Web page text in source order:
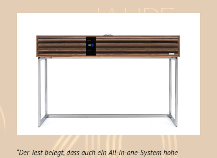
“Der Test belegt, dass auch ein All-in-one-System hohe